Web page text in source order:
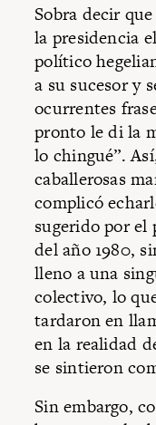
Sobra decir
la presidencia
político
a su sucesor y
ocurrentes
pronto le di la
lo chingué”.
caballerosas
complicó
sugerido por el
del año 1980,
lleno a una
colectivo, lo
tardaron en
en la realidad
se sintieron
Sin embargo,